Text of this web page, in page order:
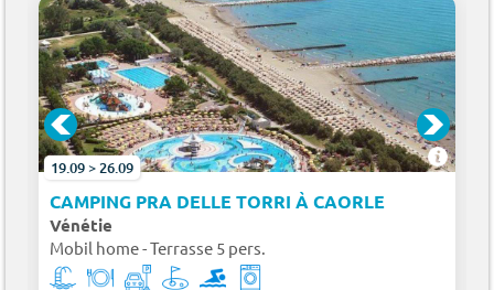
19.09 > 26.09
CAMPING PRA DELLE TORRI À CAORLE
Vénétie
Mobil home - Terrasse 5 pers.